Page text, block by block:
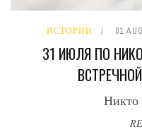
ИСТОРИИ 01
31 ИЮЛЯ ПО
Никто